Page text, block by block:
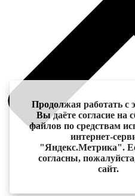
Продолжая работать с
Вы даёте согласие на
файлов по средствам
интернет-
"Яндекс.Метрика".
согласны,
сайт.